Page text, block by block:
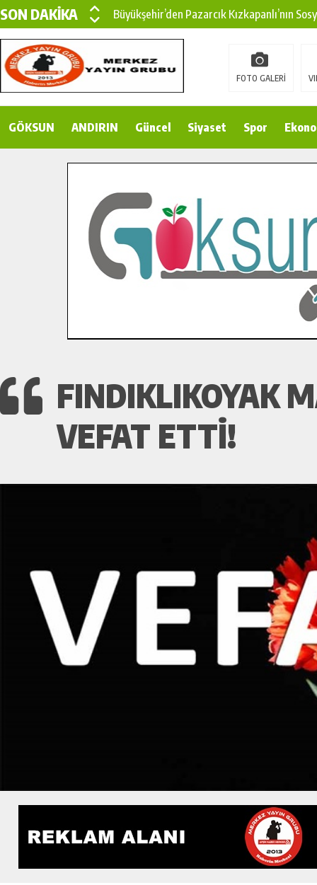
SON DAKİKA
Büyükşehir’den Pazarcık Kızkapanlı’nın
Büyükşehir’den Pazarcık Kırsalına Modern
Çin’den KSÜ’ye Uluslararası Başarı:
Gençler Pusula Maraş Kampında Yeni
İlçe Jandarma Komutanı Karakaya’dan
Bertiz’in Yeni Köprüsünde Sona Doğru.
FOTO GALERİ
GÖKSUN ANDIRIN Güncel Siyaset Spor
FINDIKLIKOYAK
VEFAT ETTI!